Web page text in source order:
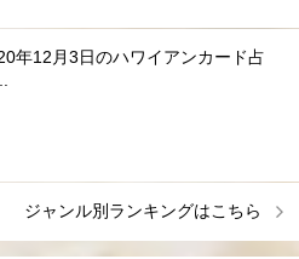
年12月3日のハワイアンカード占
ジャンル別ランキングはこちら